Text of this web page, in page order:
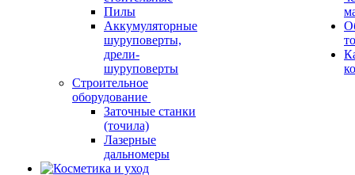
Пилы
Аккумуляторные
шуруповерты,
дрели-
шуруповерты
Строительное
оборудование
Заточные станки
(точила)
Лазерные
дальномеры